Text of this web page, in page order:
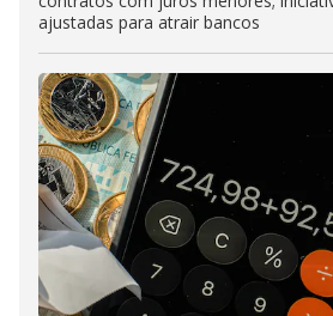
ajustadas para atrair bancos